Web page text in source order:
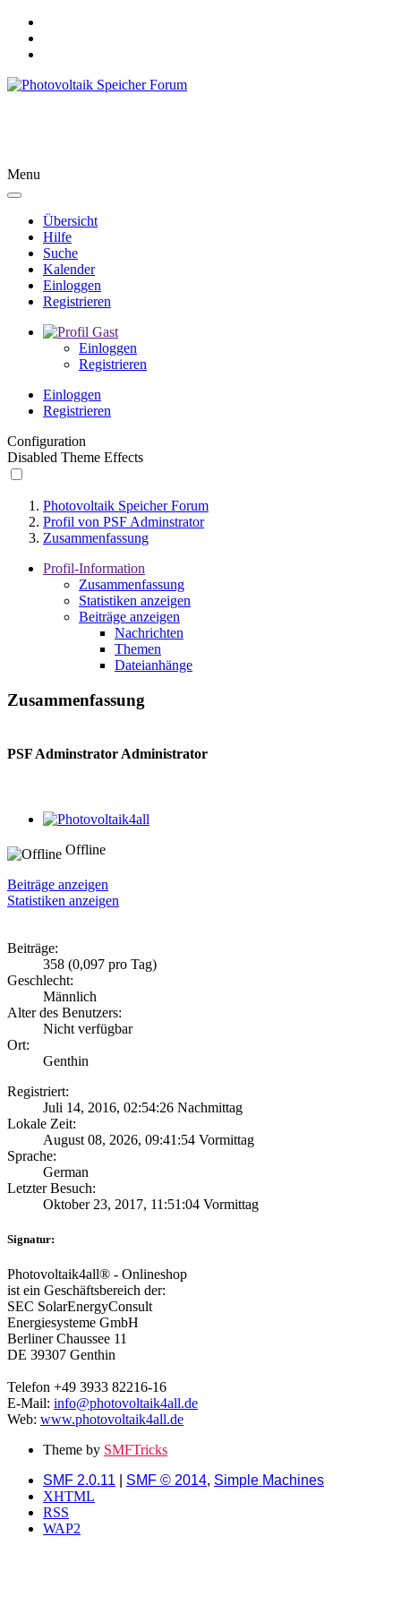
Menu
Übersicht
Hilfe
Suche
Kalender
Einloggen
Registrieren
Gast
Einloggen
Registrieren
Einloggen
Registrieren
Configuration
Disabled Theme Effects
Photovoltaik Speicher Forum
Profil von PSF Adminstrator
Zusammenfassung
Profil-Information
Zusammenfassung
Statistiken anzeigen
Beiträge anzeigen
Nachrichten
Themen
Dateianhänge
Zusammenfassung
PSF Adminstrator Administrator
Offline
Beiträge anzeigen
Statistiken anzeigen
Beiträge:
358 (0,097 pro Tag)
Geschlecht:
Männlich
Alter des Benutzers:
Nicht verfügbar
Ort:
Genthin
Registriert:
Juli 14, 2016, 02:54:26 Nachmittag
Lokale Zeit:
August 08, 2026, 09:41:54 Vormittag
Sprache:
German
Letzter Besuch:
Oktober 23, 2017, 11:51:04 Vormittag
Signatur:
Photovoltaik4all® - Onlineshop
ist ein Geschäftsbereich der:
SEC SolarEnergyConsult
Energiesysteme GmbH
Berliner Chaussee 11
DE 39307 Genthin
Telefon +49 3933 82216-16
E-Mail: info@photovoltaik4all.de
Web: www.photovoltaik4all.de
Theme by SMFTricks
SMF 2.0.11
SMF © 2014, Simple Machines
XHTML
RSS
WAP2